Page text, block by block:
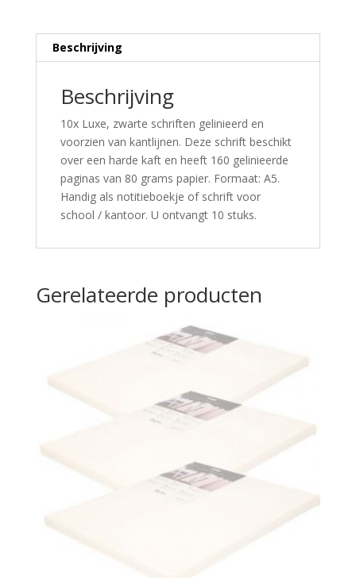
Beschrijving
Beschrijving
10x Luxe, zwarte schriften gelinieerd en
voorzien van kantlijnen. Deze schrift beschikt
over een harde kaft en heeft 160 gelinieerde
paginas van 80 grams papier. Formaat: A5.
Handig als notitieboekje of schrift voor
school / kantoor. U ontvangt 10 stuks.
Gerelateerde producten